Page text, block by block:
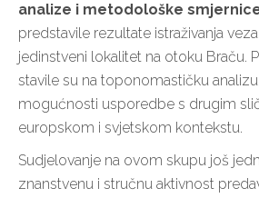
analize i metodološke
predstavile rezultate istraživanja
jedinstveni lokalitet na otoku Braču.
stavile su na toponomastičku
mogućnosti usporedbe s drugim
europskom i svjetskom kontekstu.
Sudjelovanje na ovom skupu još
znanstvenu i stručnu aktivnost